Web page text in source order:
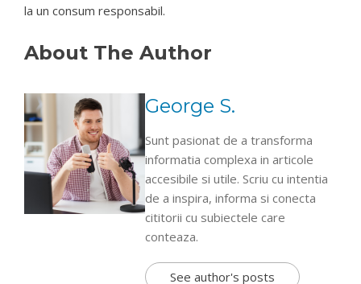
la un consum responsabil.
About The Author
George S.
Sunt pasionat de a transforma
informatia complexa in articole
accesibile si utile. Scriu cu intentia
de a inspira, informa si conecta
cititorii cu subiectele care
conteaza.
See author's posts